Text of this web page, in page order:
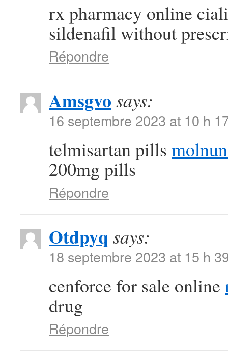
rx pharmacy online
sildenafil without
Répondre
Amsgvo says:
16 septembre 2023 at 10 h
telmisartan pills
200mg pills
Répondre
Otdpyq says:
18 septembre 2023 at 15 h
cenforce for sale online
drug
Répondre